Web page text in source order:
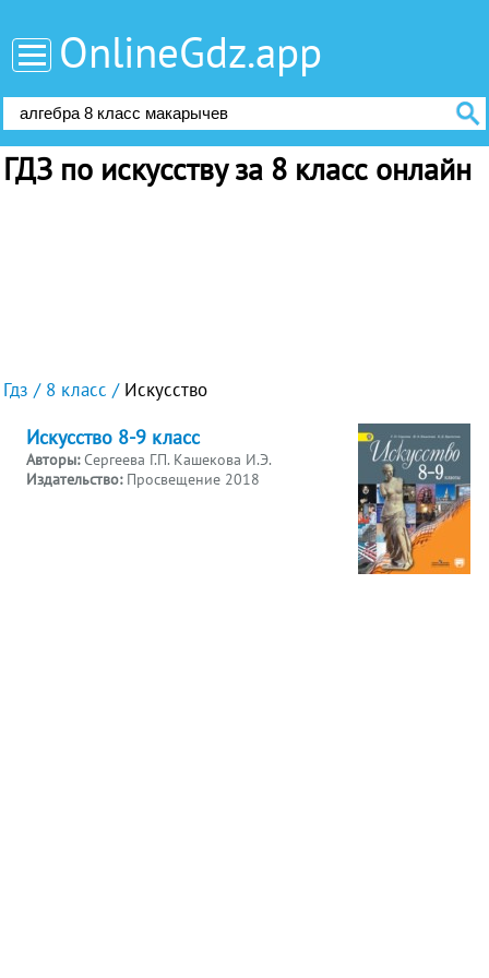
OnlineGdz.app
ГДЗ по искусству за 8 класс онлайн
Гдз 8 класс Искусство
Искусство 8-9 класс
Авторы:Сергеева Г.П. Кашекова И.Э.
Издательство: Просвещение 2018